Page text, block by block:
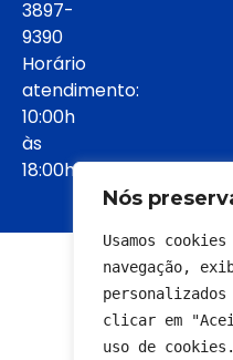
Nós
Usamos
navegação,
clicar em
uso de cookies.
3897-
9390
Horário
atendimento:
10:00h
às
18:00h:
© 2022 - Todos